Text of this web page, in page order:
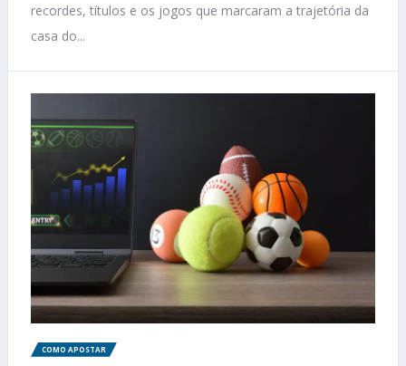
recordes, títulos e os jogos que marcaram a trajetória da
casa do...
COMO APOSTAR